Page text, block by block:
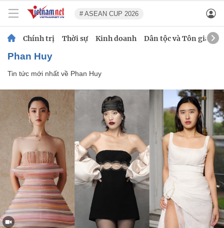
# ASEAN CUP 2026
Chính trị Thời sự Kinh doanh Dân tộc và Tôn giáo
Phan Huy
Tin tức mới nhất về Phan Huy